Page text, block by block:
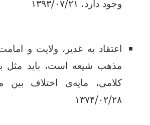
وجود دارد. ۱۳۹۳/۰۷/۲۱
اعتقاد به غدیر، ولایت و
مذهب شیعه است، باید مثل
کلامی، مایه‌ی اختلاف بین
۱۳۷۴/۰۲/۲۸